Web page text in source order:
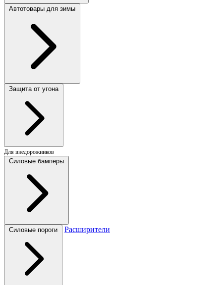
Автотовары для зимы
Защита от угона
Для внедорожников
Силовые бамперы
Силовые пороги Расширители